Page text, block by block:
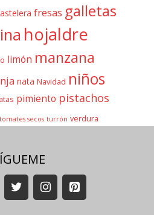
fresas galletas
hojaldre
limón manzana
nata Navidad niños
pimiento pistachos
tomates secos turrón verdura